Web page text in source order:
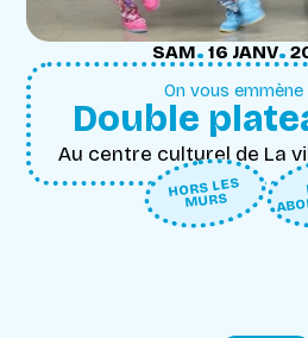
SAMEDI
SAM.16JANVIER
JANV.
On vous emmène
Double
Au centre culturel de La
HORS LES
MURS